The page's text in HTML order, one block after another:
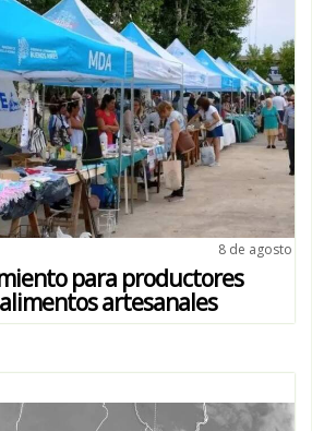
8 de agosto
para productores
artesanales